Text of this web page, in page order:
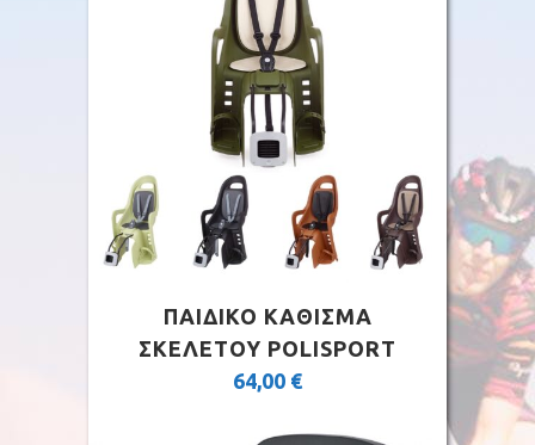
ΠΑΙΔΙΚΟ ΚΑΘΙΣΜΑ
ΣΚΕΛΕΤΟΥ POLISPORT
64,00 €